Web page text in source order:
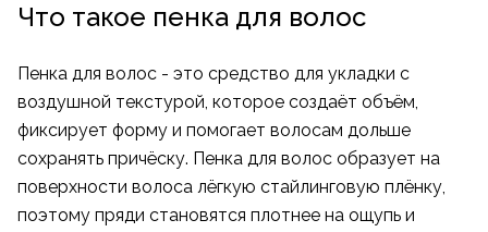
Что такое пенка для волос
Пенка для волос - это средство для укладки с
воздушной текстурой, которое создаёт объём,
фиксирует форму и помогает волосам дольше
сохранять причёску. Пенка для волос образует на
поверхности волоса лёгкую стайлинговую плёнку,
поэтому пряди становятся плотнее на ощупь и